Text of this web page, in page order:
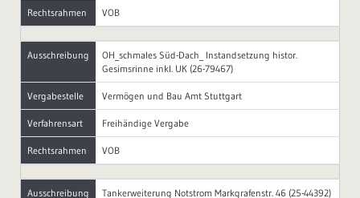
Rechtsrahmen VOB
Ausschreibung
OH_schmales Süd-Dach_ Instandsetzung histor.
Gesimsrinne inkl. UK (26-79467)
Vergabestelle Vermögen und Bau Amt Stuttgart
Verfahrensart Freihändige Vergabe
Rechtsrahmen VOB
Ausschreibung Tankerweiterung Notstrom Markgrafenstr. 46 (25-44392)